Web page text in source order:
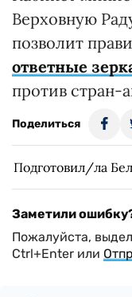
Верховную
позволит
ответные
против стран-
Поделиться
Подготовил/ла
Заметили
Пожалуйста,
Ctrl+Enter или